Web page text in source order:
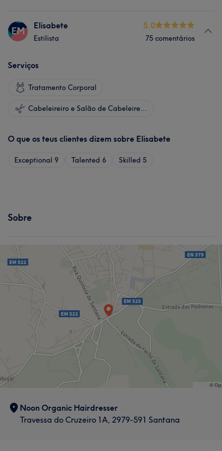
EM Elisabete
Estilista
5.0
75 comentários
Serviços
Tratamento Corporal
Cabeleireiro e Salão de Cabeleireiro
O que os teus clientes dizem sobre Elisabete
Exceptional 9 Talented 6 Skilled 5
Sobre
Noon Organic Hairdresser
Travessa do Cruzeiro 1A, 2979-591 Santana